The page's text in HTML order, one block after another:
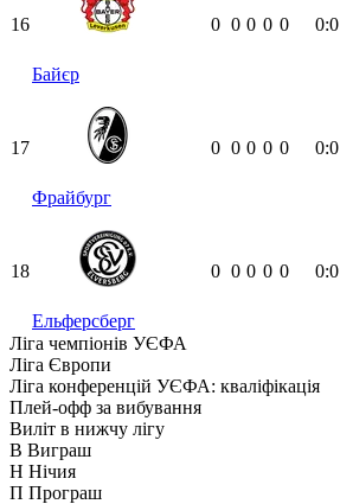
16
Байєр
0 0 0 0 0 0:0
17
Фрайбург
0 0 0 0 0 0:0
18
Ельферсберг
0 0 0 0 0 0:0
Ліга чемпіонів УЄФА
Ліга Європи
Ліга конференцій УЄФА: кваліфікація
Плей-офф за вибування
Виліт в нижчу лігу
В Виграш
Н Нічия
П Програш